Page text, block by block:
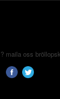
maila oss